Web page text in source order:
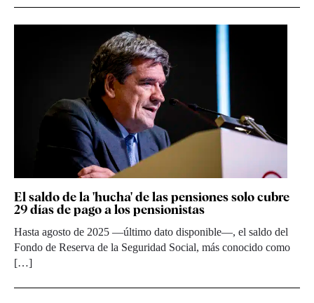
El saldo de la 'hucha' de las pensiones solo cubre
29 días de pago a los pensionistas
Hasta agosto de 2025 —último dato disponible—, el saldo del
Fondo de Reserva de la Seguridad Social, más conocido como
[…]